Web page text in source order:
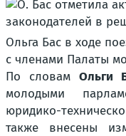
Ольга Бас в ходе
с членами Палаты
По словамОльги
молодыми
юридико-
также внесены